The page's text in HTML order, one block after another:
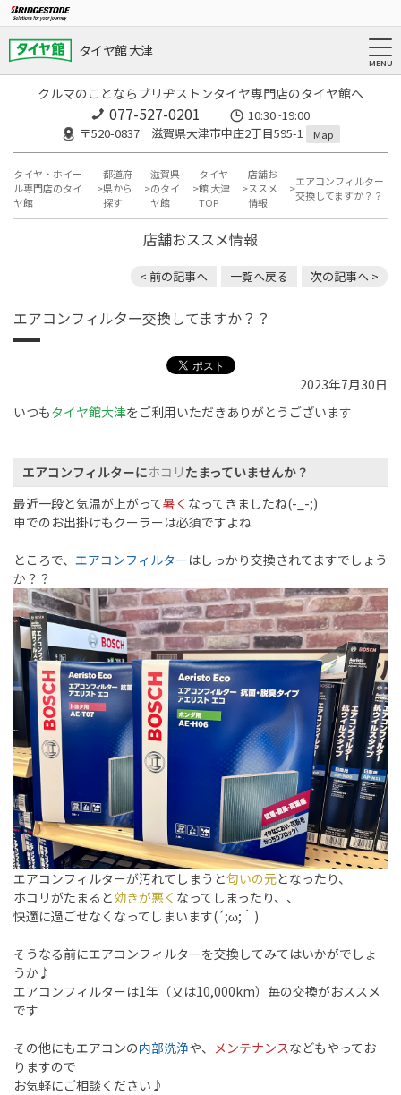
タイヤ館 大津
クルマのことならブリヂストンタイヤ専門店のタイヤ館へ
077-527-0201
10:30~19:00
〒520-0837 滋賀県大津市中庄2丁目595-1
Map
タイヤ・ホイー
ル専門店のタイ
ヤ館
都道府
県から
探す
滋賀県
のタイ
ヤ館
タイヤ
館 大津
TOP
店舗お
ススメ
情報
エアコンフィルター
交換してますか？？
店舗おススメ情報
< 前の記事へ 一覧へ戻る 次の記事へ >
エアコンフィルター交換してますか？？
2023年7月30日
いつもタイヤ館大津をご利用いただきありがとうございます
エアコンフィルターにホコリ たまっていませんか？
最近一段と気温が上がって暑く なってきましたね(-_-;)
車でのお出掛けもクーラーは必須ですよね
ところで、 エアコンフィルターはしっかり交換されてますでしょう
か？？
エアコンフィルターが汚れてしまうと匂いの元となったり、
ホコリがたまると効きが悪く なってしまったり、、
快適に過ごせなくなってしまいます(´;ω;｀)
そうなる前にエアコンフィルターを交換してみてはいかがでしょ
うか♪
エアコンフィルターは1年（又は10,000km）毎の交換がおススメ
です
その他にもエアコンの内部洗浄や、 メンテナンスなどもやってお
りますので
お気軽にご相談ください♪